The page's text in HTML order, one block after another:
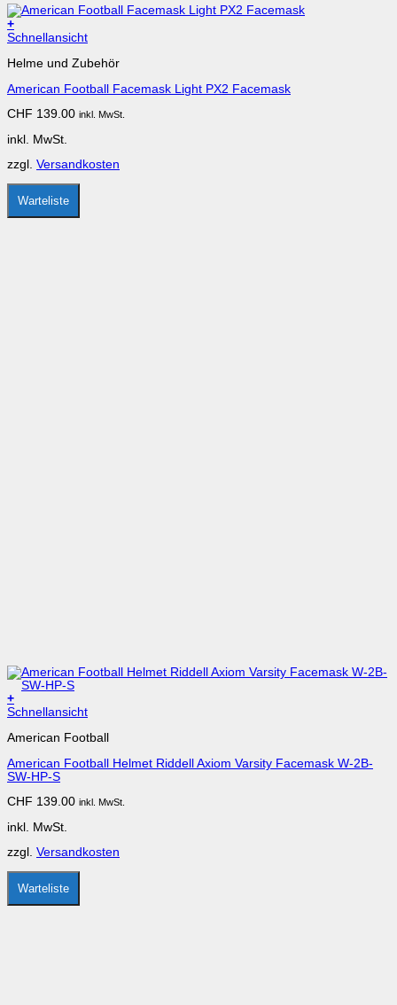
+
Dieses
weist
Varianten
Die
können
der
Produktseite
gewählt
Schnellansicht
Helme und Zubehör
American Football Facemask Light PX2 Facemask
CHF 139.00 inkl. MwSt.
inkl. MwSt.
zzgl. Versandkosten
Warteliste
+
Dieses
weist
Varianten
auf.
Optionen
auf
Produktseite
gewählt
werden
Schnellansicht
American Football
American Football Helmet Riddell Axiom Varsity Facemask W-2B-
SW-HP-S
CHF 139.00 inkl. MwSt.
inkl. MwSt.
zzgl. Versandkosten
Warteliste